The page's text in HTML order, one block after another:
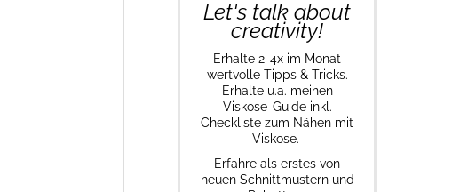
Let's talk about
creativity!
Erhalte 2-4x im Monat
wertvolle Tipps & Tricks.
Erhalte u.a. meinen
Viskose-Guide inkl.
Checkliste zum Nähen mit
Viskose.
Erfahre als erstes von
neuen Schnittmustern und